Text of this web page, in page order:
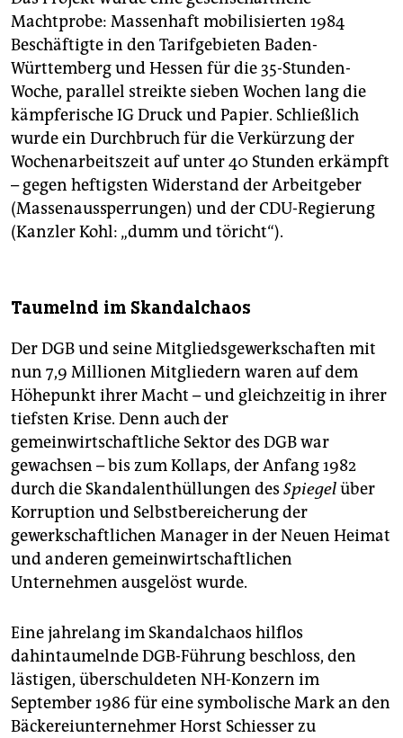
Machtprobe: Massenhaft mobilisierten 1984
Beschäftigte in den Tarifgebieten Baden-
Württemberg und Hessen für die 35-Stunden-
Woche, parallel streikte sieben Wochen lang die
kämpferische IG Druck und Papier. Schließlich
wurde ein Durchbruch für die Verkürzung der
Wochenarbeitszeit auf unter 40 Stunden erkämpft
– gegen heftigsten Widerstand der Arbeitgeber
(Massenaussperrungen) und der CDU-Regierung
(Kanzler Kohl: „dumm und töricht“).
Taumelnd im Skandalchaos
Der DGB und seine Mitgliedsgewerkschaften mit
nun 7,9 Millionen Mitgliedern waren auf dem
Höhepunkt ihrer Macht – und gleichzeitig in ihrer
tiefsten Krise. Denn auch der
gemeinwirtschaftliche Sektor des DGB war
gewachsen – bis zum Kollaps, der Anfang 1982
durch die Skandalenthüllungen des Spiegelüber
Korruption und Selbstbereicherung der
gewerkschaftlichen Manager in der Neuen Heimat
und anderen gemeinwirtschaftlichen
Unternehmen ausgelöst wurde.
Eine jahrelang im Skandalchaos hilflos
dahintaumelnde DGB-Führung beschloss, den
lästigen, überschuldeten NH-Konzern im
September 1986 für eine symbolische Mark an den
Bäckereiunternehmer Horst Schiesser zu